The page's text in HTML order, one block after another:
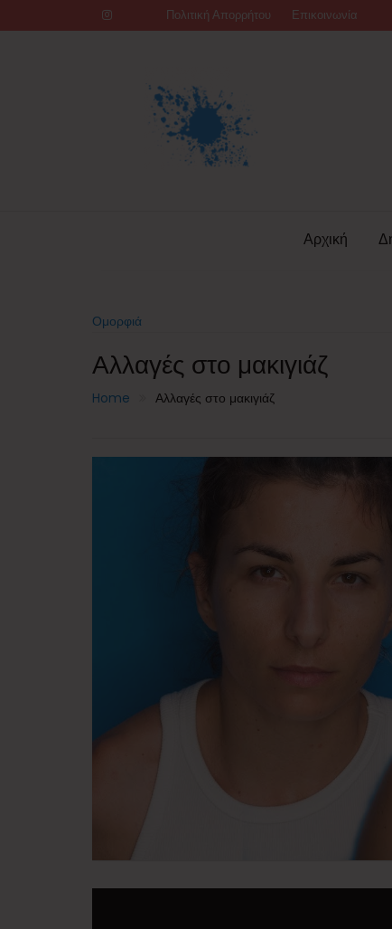
to
Πολιτική Απορρήτου Επικοινωνία
Αρχική
Ομορφιά
Αλλαγές στο μακιγιάζ
Home Αλλαγές στο μακιγιάζ